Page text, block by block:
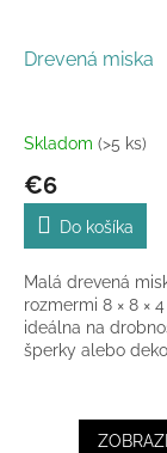
Drevená miska
Skladom (>5 ks)
€6
Do košíka
Malá drevená
rozmermi 8 × 8 ×
ideálna na
šperky alebo